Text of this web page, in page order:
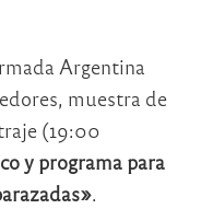
Argentina
muestra de
(19:00
y programa para
.